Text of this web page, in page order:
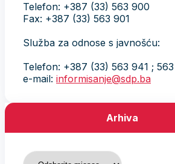
Telefon: +387 (33) 563 900
Fax: +387 (33) 563 901
Služba za odnose s javnošću:
Telefon: +387 (33) 563 941 ; 563
e-mail: informisanje@sdp.ba
Arhiva
Arhiva